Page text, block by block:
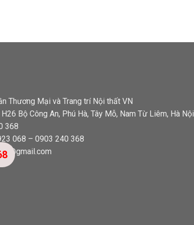
Thương Mại và Trang trí Nội thất VN
Bộ Công An, Phú Hà, Tây Mỗ, Nam Từ Liêm, Hà Nội.
368
068 – 0903 240 368